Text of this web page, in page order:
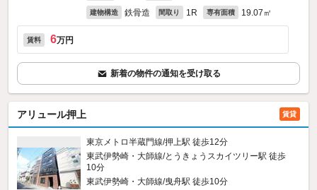
建物構造 鉄骨造 間取り 1R 専有面積 19.07㎡
賃料 6万円
新着の物件の通知を受け取る
アリュール押上 賃貸
東京メトロ半蔵門線/押上駅 徒歩12分
東武伊勢崎・大師線/とうきょうスカイツリー駅 徒歩
10分
東武伊勢崎・大師線/曳舟駅 徒歩10分